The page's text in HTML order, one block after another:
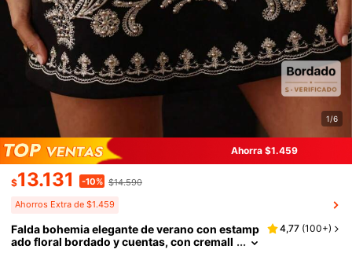
1/6
Ahorra $1.459
$13.131 -10% $14.590
Ahorros Extra de $1.459
Falda bohemia elegante de verano con estamp
ado floral bordado y cuentas, con cremall
4,77 (100+)